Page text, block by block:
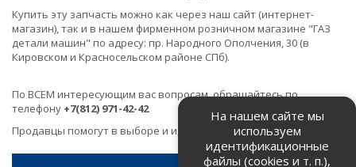
Купить эту запчасть можно как через наш сайт (интернет-
магазин), так и в нашем фирменном розничном магазине "ГАЗ
детали машин" по адресу: пр. Народного Ополчения, 30 (в
Кировском и Красносельском районе СПб).
По ВСЕМ интересующим вас вопросам, обращайтесь по
телефону +7(812) 971-42-42
Продавцы помогут в выборе и идентификации товара.
На нашем сайте мы
используем
идентификационные
файлы (cookies и т. п.),